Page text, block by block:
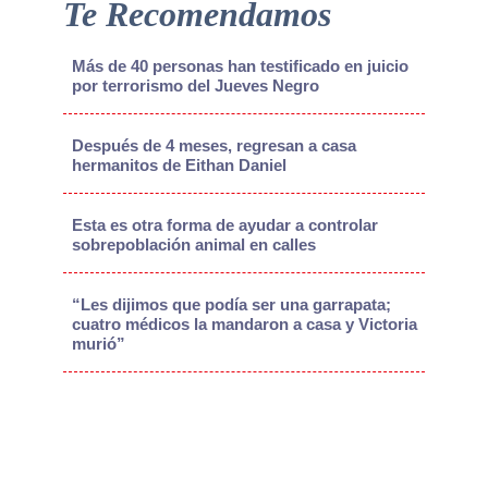
Te Recomendamos
Más de 40 personas han testificado en juicio
por terrorismo del Jueves Negro
Después de 4 meses, regresan a casa
hermanitos de Eithan Daniel
Esta es otra forma de ayudar a controlar
sobrepoblación animal en calles
“Les dijimos que podía ser una garrapata;
cuatro médicos la mandaron a casa y Victoria
murió”